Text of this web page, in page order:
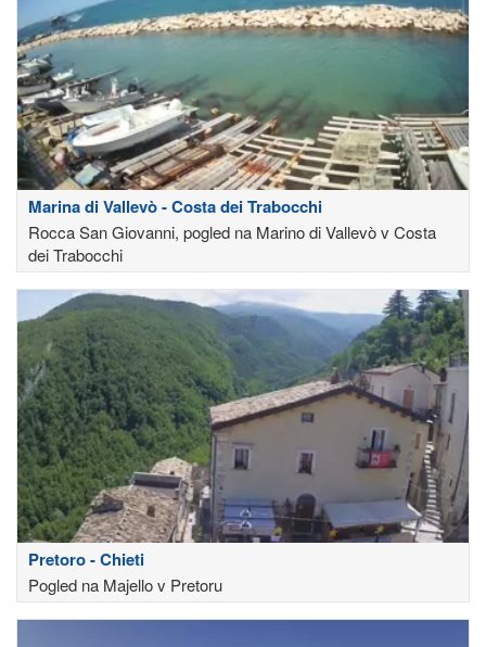
Marina di Vallevò - Costa dei Trabocchi
Rocca San Giovanni, pogled na Marino di Vallevò v Costa
dei Trabocchi
Pretoro - Chieti
Pogled na Majello v Pretoru